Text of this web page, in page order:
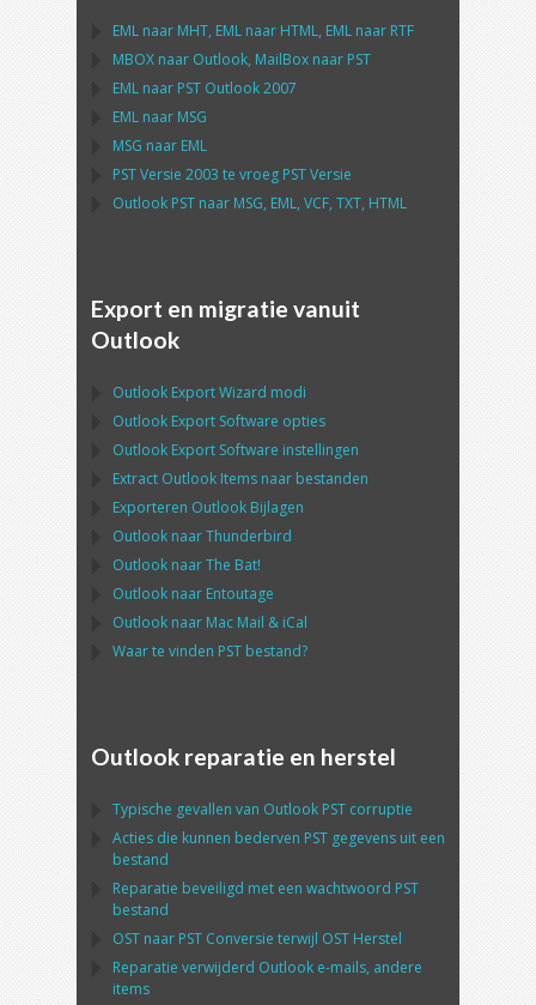
EML naar MHT, EML naar HTML, EML naar RTF
MBOX naar Outlook, MailBox naar PST
EML naar PST Outlook2007
EML naar MSG
MSG naar EML
PSTVersie 2003 te vroeg PSTVersie
Outlook PST naar MSG, EML, VCF, TXT, HTML
Export en migratie vanuit
Outlook
Outlook Export Wizard modi
Outlook Export Software opties
Outlook Export Software instellingen
Extract Outlook Items naar bestanden
Exporteren Outlook Bijlagen
Outlook naarThunderbird
Outlook naarThe Bat!
Outlook naar Entoutage
Outlook naar Mac Mail & iCal
Waar te vinden PST bestand?
Outlook reparatie en herstel
Typische gevallen van Outlook PST corruptie
Acties die kunnen bederven PST gegevens uit een
bestand
Reparatie beveiligd met een wachtwoord PST
bestand
OST naar PST Conversie terwijl OST Herstel
Reparatie verwijderd Outlook e-mails, andere
items